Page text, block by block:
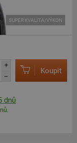
SUPER KVALITA/VÝKON
+
–
Koupit
dnů